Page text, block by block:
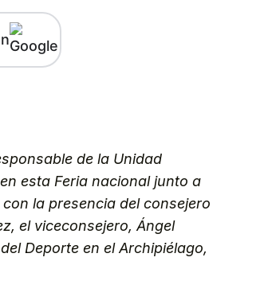
de la Unidad
esta Feria nacional junto a
la presencia del consejero
el viceconsejero, Ángel
Deporte en el Archipiélago,